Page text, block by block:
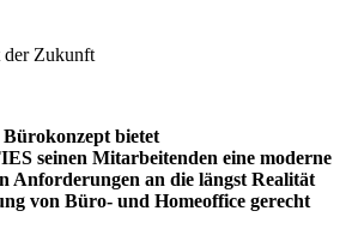
Zukunft
bietet
seinen Mitarbeitenden eine moderne
Anforderungen an die längst Realität
von Büro- und Homeoffice gerecht